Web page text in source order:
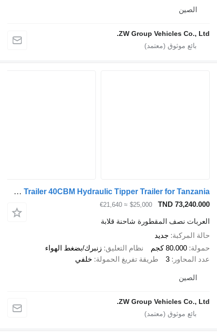
ZW Group Vehicles
CIMC ZW Trailer 40CBM Hydraulic Tipper Trailer for Tanzania
TND
$25,000
≈ €21,640
نصف المقطورة شاحنة قلابة
جديد
80.000 كجم نظام التعليق زنبرك/بضغط الهواء
3 طريقة تفريغ الحمولة خلفي
ZW Group Vehicles